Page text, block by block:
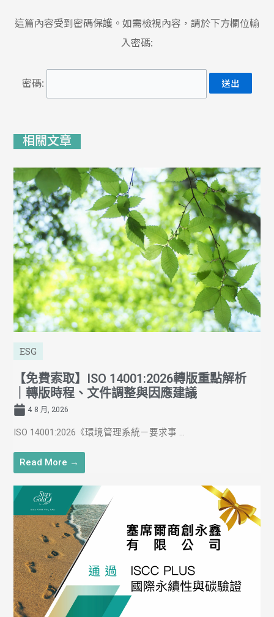
這篇內容受到密碼保護。如需檢視內容，請於下方欄位輸
入密碼:
密碼:
相關文章
ESG
【免費索取】ISO 14001:2026轉版重點解析
｜轉版時程、文件調整與因應建議
4 8 月, 2026
ISO 14001:2026《環境管理系統－要求事 ...
Read More →